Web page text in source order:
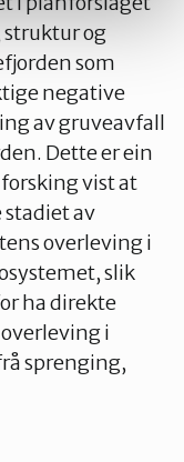
og
som
negative
av gruveavfall
Dette er ein
vist at
av
overleving i
slik
ha direkte
i
sprenging,